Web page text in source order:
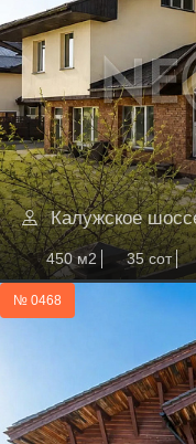
Калужское
450 м2 35 сот
№ 0468